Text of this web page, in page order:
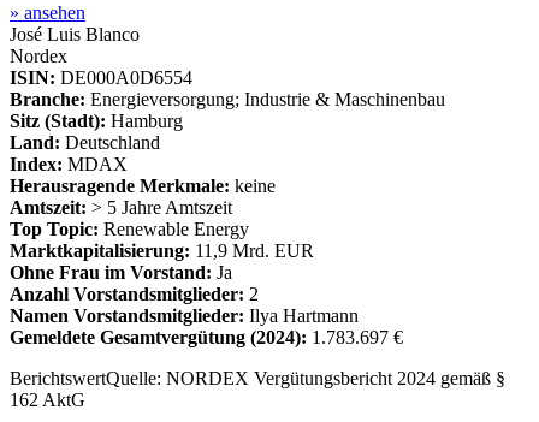
» ansehen
José Luis Blanco
Nordex
ISIN: DE000A0D6554
Branche: Energieversorgung; Industrie & Maschinenbau
Sitz (Stadt): Hamburg
Land: Deutschland
Index: MDAX
Herausragende Merkmale: keine
Amtszeit: > 5 Jahre Amtszeit
Top Topic: Renewable Energy
Marktkapitalisierung: 11,9 Mrd. EUR
Ohne Frau im Vorstand: Ja
Anzahl Vorstandsmitglieder: 2
Namen Vorstandsmitglieder: Ilya Hartmann
Gemeldete Gesamtvergütung (2024): 1.783.697 €
BerichtswertQuelle: NORDEX Vergütungsbericht 2024 gemäß §
162 AktG